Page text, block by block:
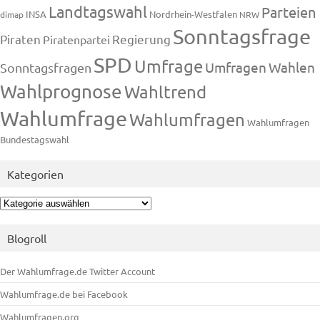
dimap INSA Landtagswahl Nordrhein-Westfalen NRW Parteien
Piraten Piratenpartei Regierung Sonntagsfrage
Sonntagsfragen SPD Umfrage UmfragenWahlen
WahlprognoseWahltrend
WahlumfrageWahlumfragen Wahlumfragen
Bundestagswahl
Kategorien
Kategorien
Blogroll
Der Wahlumfrage.de Twitter Account
Wahlumfrage.de bei Facebook
Wahlumfragen.org